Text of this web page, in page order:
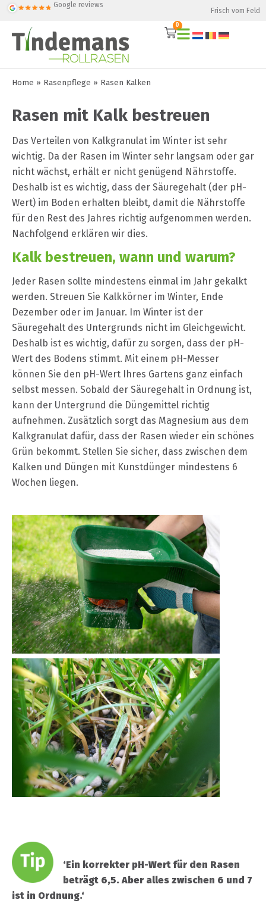
Google reviews
Frisch vom Feld
0
Home » Rasenpflege » Rasen Kalken
Rasen mit Kalk bestreuen
Das Verteilen von Kalkgranulat im Winter ist sehr
wichtig. Da der Rasen im Winter sehr langsam oder gar
nicht wächst, erhält er nicht genügend Nährstoffe.
Deshalb ist es wichtig, dass der Säuregehalt (der pH-
Wert) im Boden erhalten bleibt, damit die Nährstoffe
für den Rest des Jahres richtig aufgenommen werden.
Nachfolgend erklären wir dies.
Kalk bestreuen, wann und warum?
Jeder Rasen sollte mindestens einmal im Jahr gekalkt
werden. Streuen Sie Kalkkörner im Winter, Ende
Dezember oder im Januar. Im Winter ist der
Säuregehalt des Untergrunds nicht im Gleichgewicht.
Deshalb ist es wichtig, dafür zu sorgen, dass der pH-
Wert des Bodens stimmt. Mit einem pH-Messer
können Sie den pH-Wert Ihres Gartens ganz einfach
selbst messen. Sobald der Säuregehalt in Ordnung ist,
kann der Untergrund die Düngemittel richtig
aufnehmen. Zusätzlich sorgt das Magnesium aus dem
Kalkgranulat dafür, dass der Rasen wieder ein schönes
Grün bekommt. Stellen Sie sicher, dass zwischen dem
Kalken und Düngen mit Kunstdünger mindestens 6
Wochen liegen.
‘Ein korrekter pH-Wert für den Rasen
beträgt 6,5. Aber alles zwischen 6 und 7
ist in Ordnung.‘